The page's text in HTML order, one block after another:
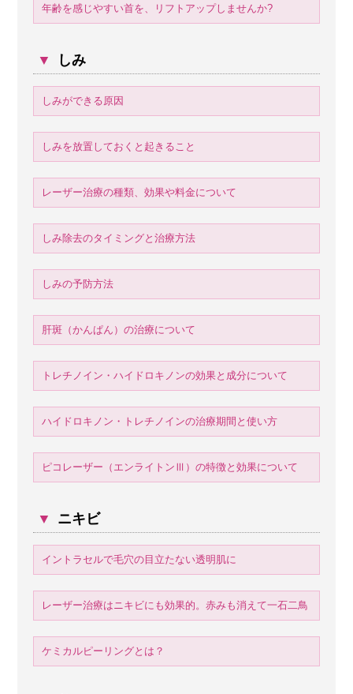
年齢を感じやすい首を、リフトアップしませんか?
▼ しみ
しみができる原因
しみを放置しておくと起きること
レーザー治療の種類、効果や料金について
しみ除去のタイミングと治療方法
しみの予防方法
肝斑（かんぱん）の治療について
トレチノイン・ハイドロキノンの効果と成分について
ハイドロキノン・トレチノインの治療期間と使い方
ピコレーザー（エンライトンⅢ）の特徴と効果について
▼ ニキビ
イントラセルで毛穴の目立たない透明肌に
レーザー治療はニキビにも効果的。赤みも消えて一石二鳥
ケミカルピーリングとは？